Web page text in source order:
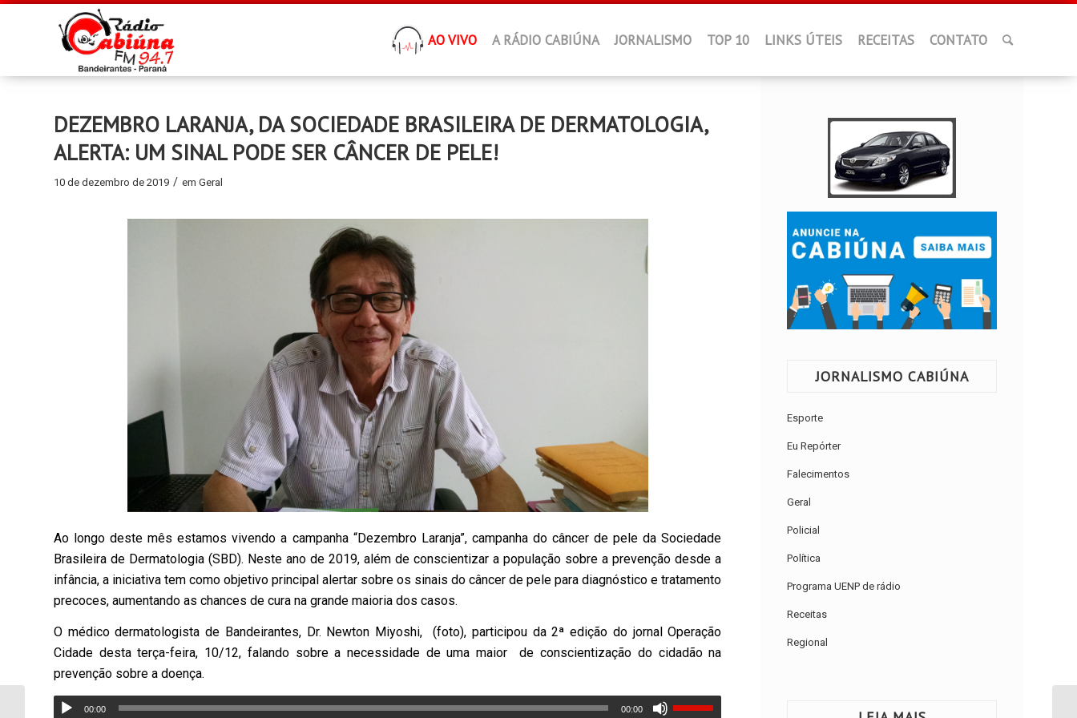
AO VIVO A RÁDIO CABIÚNA JORNALISMO TOP 10 LINKS ÚTEIS RECEITAS CONTATO
DEZEMBRO LARANJA, DA SOCIEDADE BRASILEIRA DE DERMATOLOGIA,
ALERTA: UM SINAL PODE SER CÂNCER DE PELE!
10 de dezembro de 2019 / em Geral
Ao longo deste mês estamos vivendo a campanha “Dezembro Laranja”, campanha do câncer de pele da Sociedade
Brasileira de Dermatologia (SBD). Neste ano de 2019, além de conscientizar a população sobre a prevenção desde a
infância, a iniciativa tem como objetivo principal alertar sobre os sinais do câncer de pele para diagnóstico e tratamento
precoces, aumentando as chances de cura na grande maioria dos casos.
O médico dermatologista de Bandeirantes, Dr. Newton Miyoshi, (foto), participou da 2ª edição do jornal Operação
Cidade desta terça-feira, 10/12, falando sobre a necessidade de uma maior de conscientização do cidadão na
prevenção sobre a doença.
00:00 00:00
JORNALISMO CABIÚNA
Esporte
Eu Repórter
Falecimentos
Geral
Policial
Política
Programa UENP de rádio
Receitas
Regional